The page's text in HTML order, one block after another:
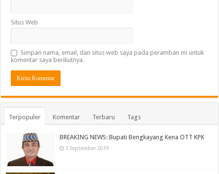
Situs Web
Simpan nama, email, dan situs web saya pada peramban ini untuk
komentar saya berikutnya.
Terpopuler Komentar Terbaru Tags
BREAKING NEWS: Bupati Bengkayang Kena OTT KPK
3 September 2019